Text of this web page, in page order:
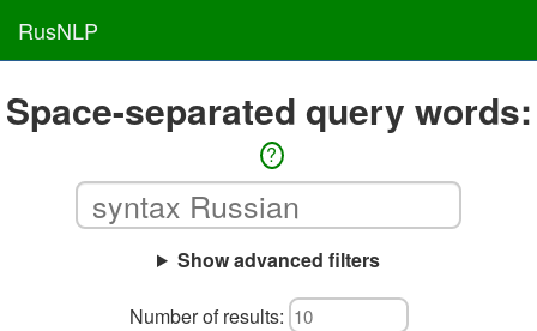
RusNLP
Space-separated query words:
?
Show advanced filters
Number of results: